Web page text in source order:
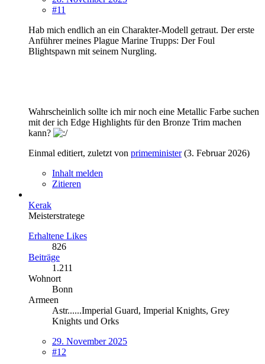
#11
Hab mich endlich an ein Charakter-Modell getraut. Der erste
Anführer meines Plague Marine Trupps: Der Foul
Blightspawn mit seinem Nurgling.
Wahrscheinlich sollte ich mir noch eine Metallic Farbe suchen
mit der ich Edge Highlights für den Bronze Trim machen
kann?
Einmal editiert, zuletzt von primeminister(3. Februar 2026)
Inhalt melden
Zitieren
Kerak
Meisterstratege
Erhaltene Likes
826
Beiträge
1.211
Wohnort
Bonn
Armeen
Astr......Imperial Guard, Imperial Knights, Grey
Knights und Orks
29. November 2025
#12